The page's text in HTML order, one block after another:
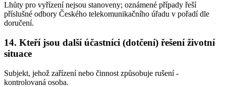
Lhůty pro vyřízení nejsou stanoveny; oznámené případy řeší
příslušné odbory Českého telekomunikačního úřadu v pořadí dle
doručení.
14. Kteří jsou další účastníci (dotčení) řešení životní
situace
Subjekt, jehož zařízení nebo činnost způsobuje rušení -
kontrolovaná osoba.